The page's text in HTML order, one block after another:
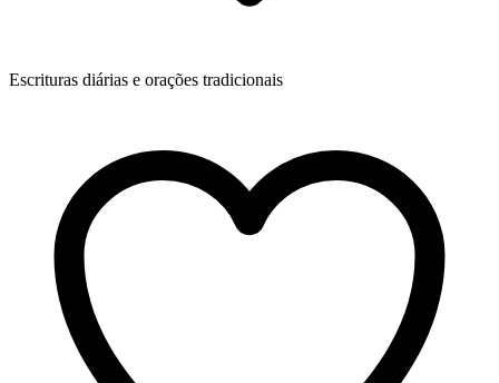
Escrituras diárias e orações tradicionais